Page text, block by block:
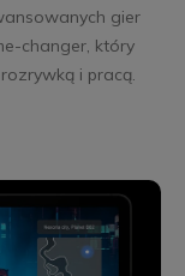
gier
changer, który
i pracą.